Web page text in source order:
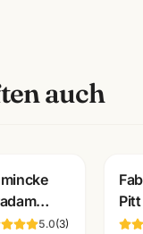
auch
5.0(3)